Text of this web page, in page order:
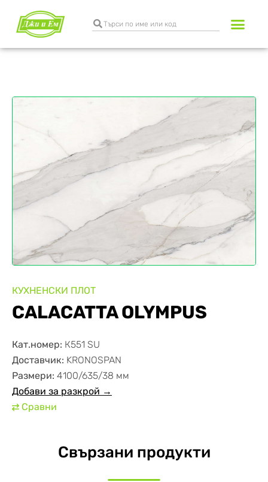
КУХНЕНСКИ ПЛОТ
CALACATTA OLYMPUS
Кат.номер: К551 SU
Доставчик: KRONOSPAN
Размери: 4100/635/38 мм
Добави за разкрой →
⇄ Сравни
Свързани продукти